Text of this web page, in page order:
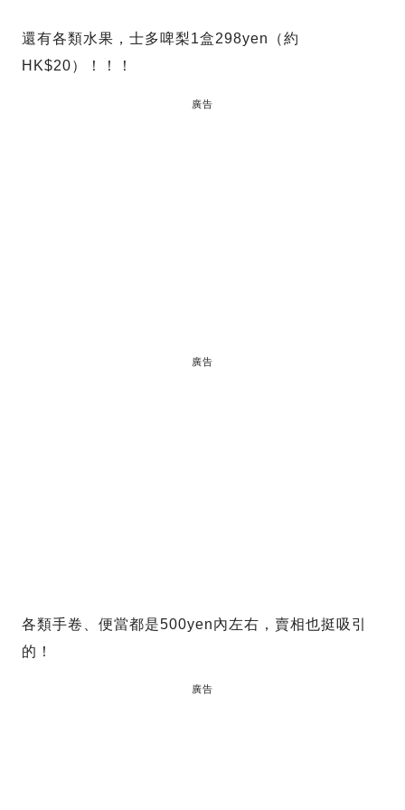
還有各類水果，士多啤梨1盒298yen（約
HK$20）！！！
廣告
廣告
各類手卷、便當都是500yen內左右，賣相也挺吸引
的！
廣告